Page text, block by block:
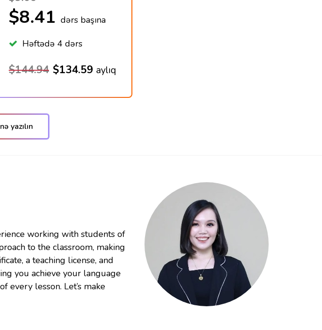
$8.41 dərs başına
Həftədə 4 dərs
$144.94 $134.59 aylıq
yazılın
working with students of
to the classroom, making
a teaching license, and
you achieve your language
every lesson. Let’s make